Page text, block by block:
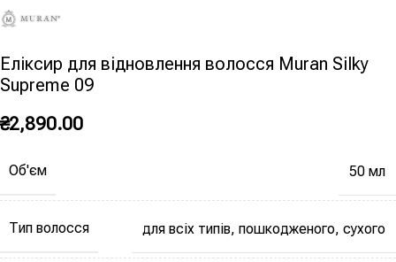
Еліксир для відновлення волосся Muran Silky
Supreme 09
₴2,890.00
Об'єм 50 мл
Тип волосся для всіх типів, пошкодженого, сухого